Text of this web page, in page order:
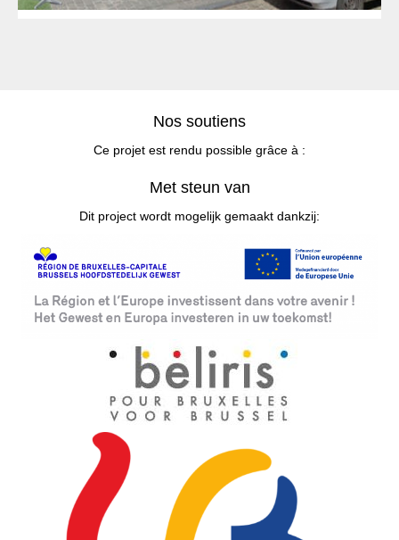
Nos soutiens
Ce projet est rendu possible grâce à :
Met steun van
Dit project wordt mogelijk gemaakt dankzij: